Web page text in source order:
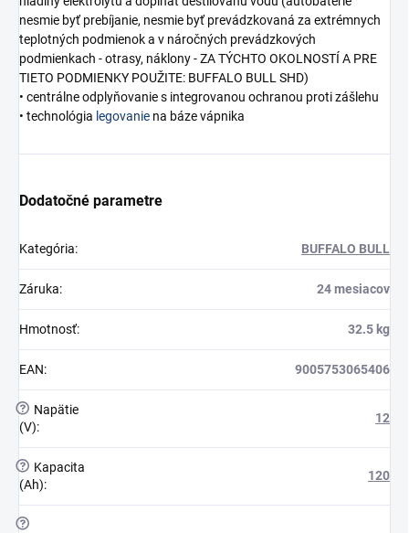
nesmie byť prebíjanie, nesmie byť prevádzkovaná za extrémnych
teplotných podmienok a v náročných prevádzkových
podmienkach - otrasy, náklony - ZA TÝCHTO OKOLNOSTÍ A PRE
TIETO PODMIENKY POUŽITE: BUFFALO BULL SHD)
• centrálne odplyňovanie s integrovanou ochranou proti zášlehu
• technológia legovanie na báze vápnika
Dodatočné parametre
Kategória: BUFFALO BULL
Záruka: 24 mesiacov
Hmotnosť: 32.5 kg
EAN: 9005753065406
?
Napätie
(V):
12
?
Kapacita
(Ah):
120
?